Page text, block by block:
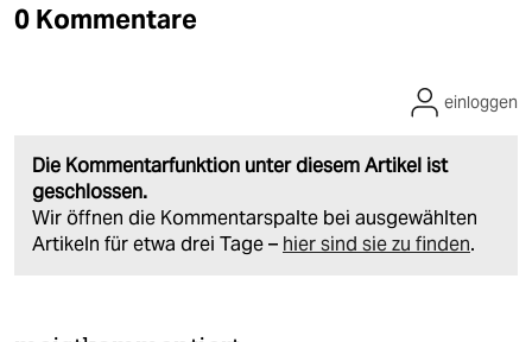
0 Kommentare
Die Kommentarfunktion unter diesem Artikel ist
geschlossen.
Wir öffnen die Kommentarspalte bei ausgewählten
Artikeln für etwa drei Tage – hier sind sie zu finden.
einloggen